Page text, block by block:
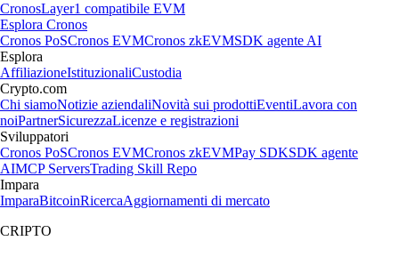
CronosLayer1 compatibile EVM
Esplora Cronos
Cronos PoSCronos EVMCronos zkEVMSDK agente AI
Esplora
AffiliazioneIstituzionaliCustodia
Crypto.com
Chi siamoNotizie aziendaliNovità sui prodottiEventiLavora con
noiPartnerSicurezzaLicenze e registrazioni
Sviluppatori
Cronos PoSCronos EVMCronos zkEVMPay SDKSDK agente
AIMCP ServersTrading Skill Repo
Impara
ImparaBitcoinRicercaAggiornamenti di mercato
CRIPTO